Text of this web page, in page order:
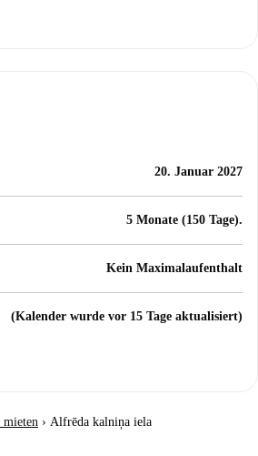
20. Januar 2027
5 Monate (150 Tage).
Kein Maximalaufenthalt
(Kalender wurde vor 15 Tage aktualisiert)
mieten › Alfrēda kalniņa iela